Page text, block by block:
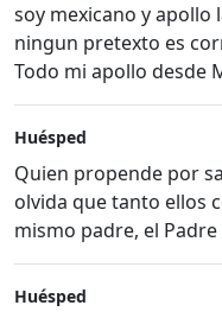
soy mexicano y apollo
ningun pretexto es
Todo mi apollo desde
Huésped
Quien propende por
olvida que tanto ellos
mismo padre, el
Huésped